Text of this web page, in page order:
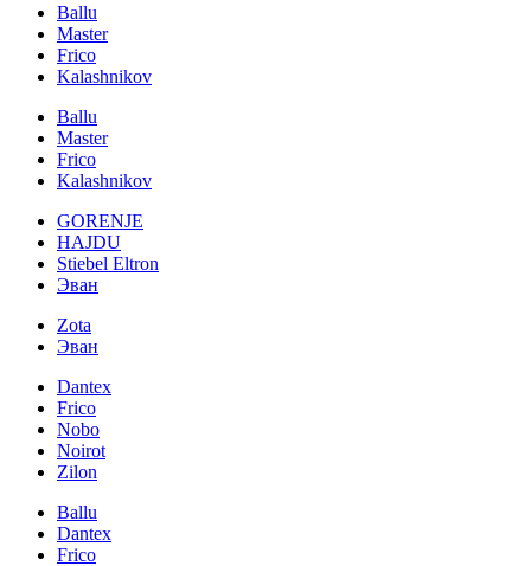
Ballu
Master
Frico
Kalashnikov
Ballu
Master
Frico
Kalashnikov
GORENJE
HAJDU
Stiebel Eltron
Эван
Zota
Эван
Dantex
Frico
Nobo
Noirot
Zilon
Ballu
Dantex
Frico